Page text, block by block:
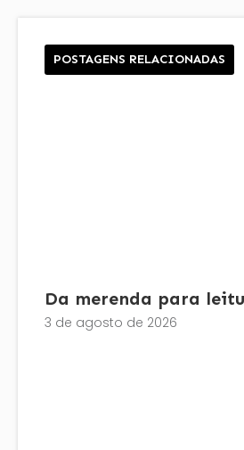
POSTAGENS RELACIONADAS
Da merenda para
3 de agosto de 2026